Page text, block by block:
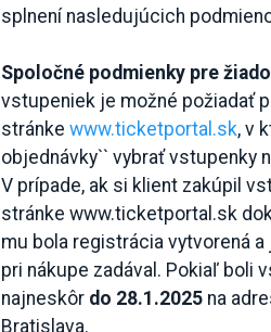
splnení nasledujúcich
Spoločné podmienky pre
vstupeniek je možné požiadať
stránkewww.ticketportal.sk, v
objednávky`` vybrať vstupenky
V prípade, ak si klient zakúpil
stránke www.ticketportal.sk
mu bola registrácia vytvorená
pri nákupe zadával. Pokiaľ boli
najneskôr do 28.1.2025 na
Bratislava.